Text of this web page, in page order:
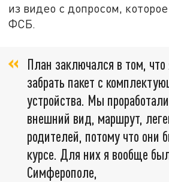
из видео с допросом,
ФСБ.
План заключался в том,
забрать пакет с
устройства. Мы
внешний вид, маршрут,
родителей, потому что они
курсе. Для них я вообще
Симферополе,